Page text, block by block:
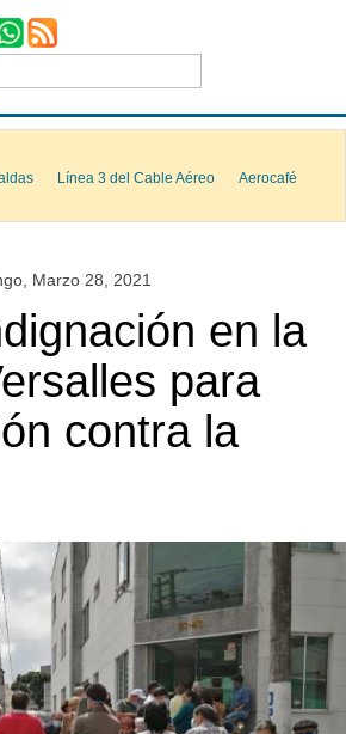
Línea 3 del Cable Aéreo
Aerocafé
Marzo 28, 2021
en la
para
contra la